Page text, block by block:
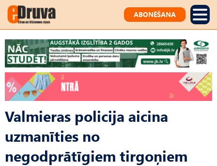
ABONĒŠANA
Valmieras policija aicina
uzmanīties no
negodprātīgiem tirgoņiem